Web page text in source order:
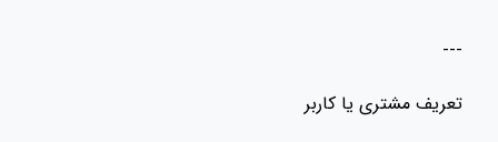
---
تعریف مشتری یا کاربر